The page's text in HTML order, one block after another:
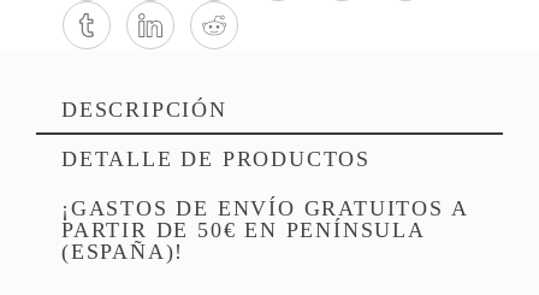
DESCRIPCIÓN
DETALLE DE PRODUCTOS
¡GASTOS DE ENVÍO GRATUITOS A
PARTIR DE 50€ EN PENÍNSULA
(ESPAÑA)!